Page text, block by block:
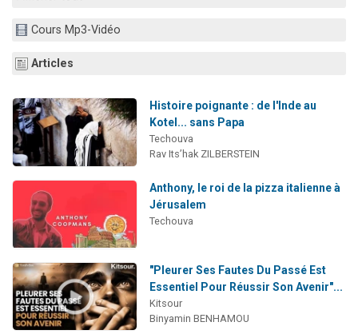
6 personnes viennent de nous rejoindre sur WhatsApp
Cours Mp3-Vidéo
Articles
Histoire poignante : de l'Inde au
Kotel... sans Papa
Techouva
Rav Its’hak ZILBERSTEIN
Anthony, le roi de la pizza italienne à
Jérusalem
Techouva
"Pleurer Ses Fautes Du Passé Est
Essentiel Pour Réussir Son Avenir"...
Kitsour
Binyamin BENHAMOU